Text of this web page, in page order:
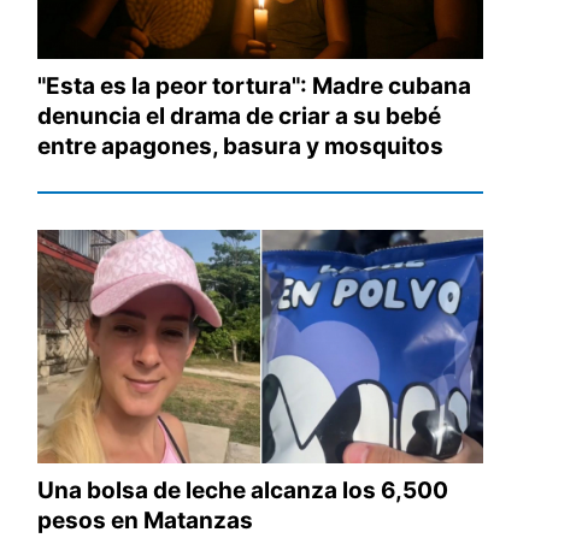
"Esta es la peor tortura": Madre cubana
denuncia el drama de criar a su bebé
entre apagones, basura y mosquitos
Una bolsa de leche alcanza los 6,500
pesos en Matanzas